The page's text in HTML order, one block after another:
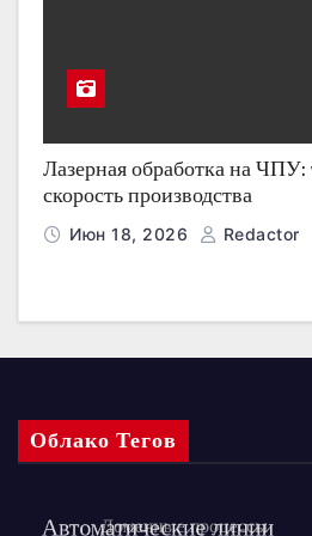
Лазерная обработка на ЧПУ:
скорость производства
Июн 18, 2026 Redactor
Облако Тегов